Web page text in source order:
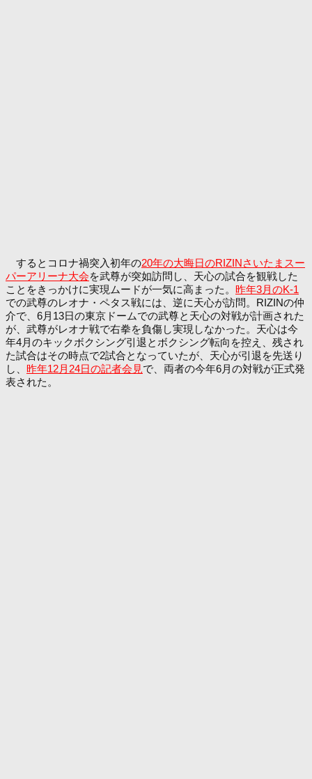
するとコロナ禍突入初年の20年の大晦日のRIZINさいたまスー
パーアリーナ大会を武尊が突如訪問し、天心の試合を観戦した
ことをきっかけに実現ムードが一気に高まった。 昨年3月のK-1
での武尊のレオナ・ペタス戦には、逆に天心が訪問。RIZINの仲
介で、6月13日の東京ドームでの武尊と天心の対戦が計画された
が、武尊がレオナ戦で右拳を負傷し実現しなかった。天心は今
年4月のキックボクシング引退とボクシング転向を控え、残され
た試合はその時点で2試合となっていたが、天心が引退を先送り
し、 昨年12月24日の記者会見で、両者の今年6月の対戦が正式発
表された。